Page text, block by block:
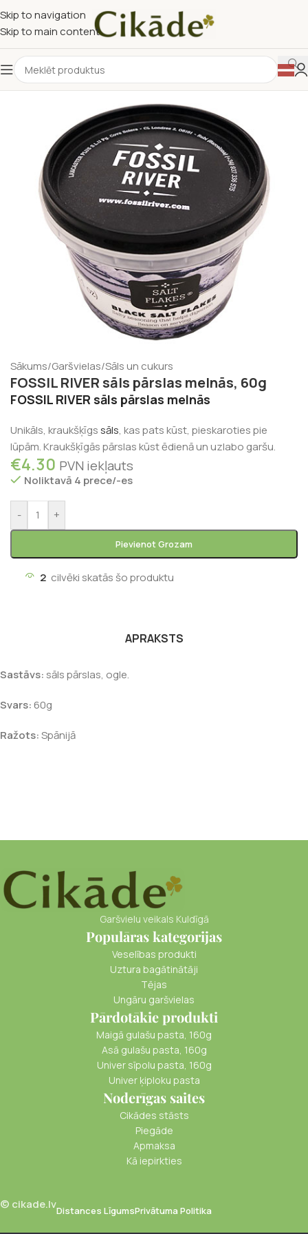
Skip to navigation
Skip to main content
Sākums/Garšvielas/Sāls un cukurs
FOSSIL RIVER sāls pārslas melnās, 60g
FOSSIL RIVER sāls pārslas melnās
Unikāls, kraukšķīgssāls, kas pats kūst, pieskaroties pie
lūpām. Kraukšķīgās pārslas kūst ēdienā un uzlabo garšu.
€4.30 PVN iekļauts
Noliktavā 4 prece/-es
- +
Pievienot Grozam
2 cilvēki skatās šo produktu
APRAKSTS
Sastāvs: sāls pārslas, ogle.
Svars:60g
Ražots:Spānijā
Garšvielu veikals Kuldīgā
Populāras kategorijas
Veselības produkti
Uztura bagātinātāji
Tējas
Ungāru garšvielas
Pārdotākie produkti
Maigā gulašu pasta, 160g
Asā gulašu pasta, 160g
Univer sīpolu pasta, 160g
Univer ķiploku pasta
Noderīgas saites
Cikādes stāsts
Piegāde
Apmaksa
Kā iepirkties
© cikade.lvDistances LīgumsPrivātuma Politika